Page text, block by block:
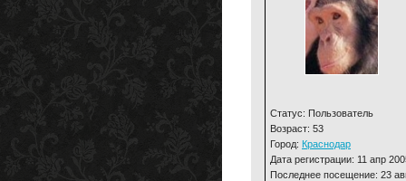
Статус: Пользователь
Возраст: 53
Город: Краснодар
Дата регистрации: 11 апр
Последнее посещение: 23